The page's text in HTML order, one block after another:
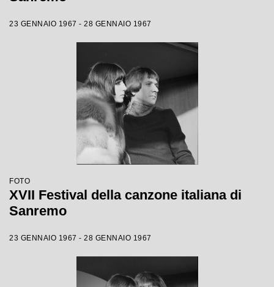
23 GENNAIO 1967 - 28 GENNAIO 1967
FOTO
XVII Festival della canzone italiana di
Sanremo
23 GENNAIO 1967 - 28 GENNAIO 1967